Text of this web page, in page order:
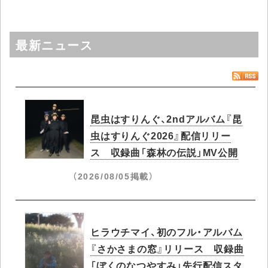
最新ニュース
昆虫はすりんぐ、2ndアルバム『昆
虫はすりんぐ2026』配信リリー
ス 収録曲「森林の伝説」MV公開
（2026/08/05掲載）
ヒラウチマイ、初のフル・アルバム
『さかさまの窓』リリース 収録曲